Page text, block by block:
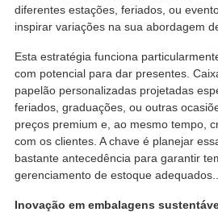
diferentes estações, feriados, ou
inspirar variações na sua abordagem
Esta estratégia funciona
com potencial para dar presentes.
papelão personalizadas projetadas
feriados, graduações, ou outras
preços premium e, ao mesmo tempo,
com os clientes. A chave é planejar
bastante antecedência para garantir
gerenciamento de estoque adequados..
Inovação em embalagens